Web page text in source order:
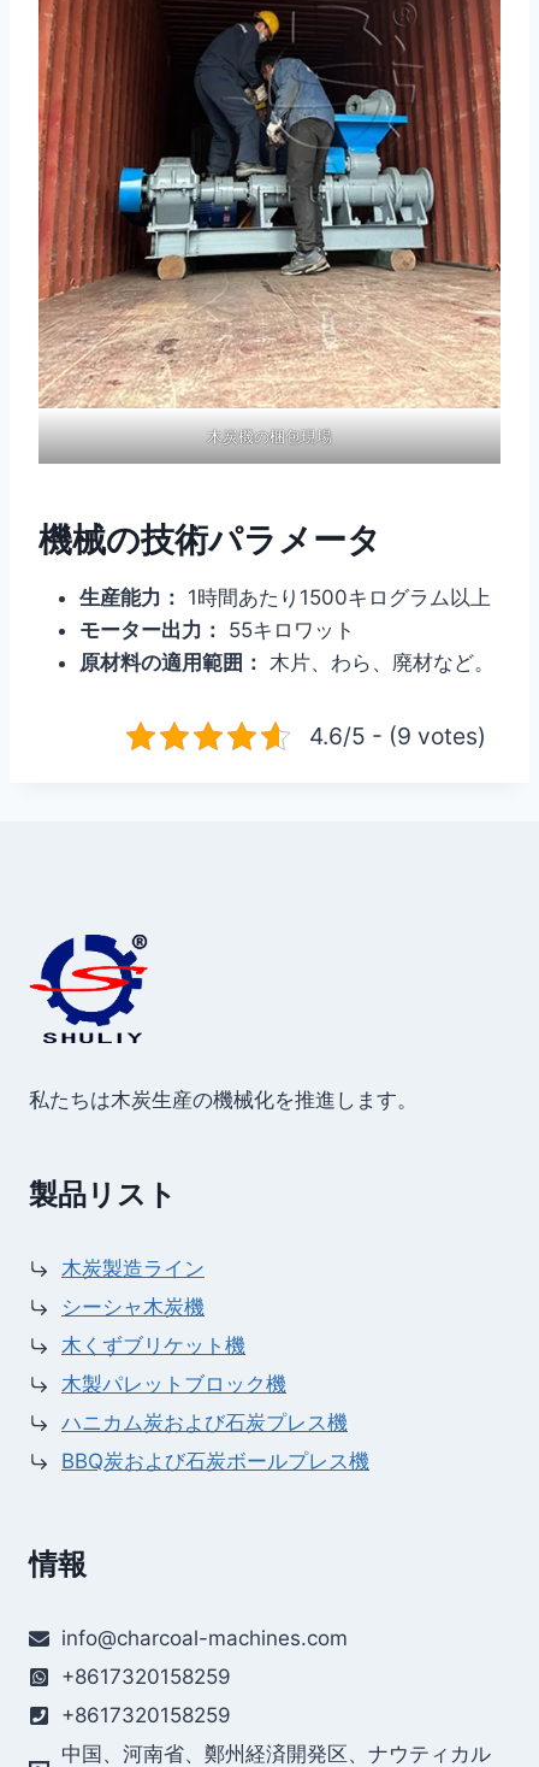
木炭機の梱包現場
機械の技術パラメータ
生産能力： 1時間あたり1500キログラム以上
モーター出力： 55キロワット
原材料の適用範囲： 木片、わら、廃材など。
4.6/5 - (9 votes)
私たちは木炭生産の機械化を推進します。
製品リスト
木炭製造ライン
シーシャ木炭機
木くずブリケット機
木製パレットブロック機
ハニカム炭および石炭プレス機
BBQ炭および石炭ボールプレス機
情報
info@charcoal-machines.com
+8617320158259
+8617320158259
中国、河南省、鄭州経済開発区、ナウティカル